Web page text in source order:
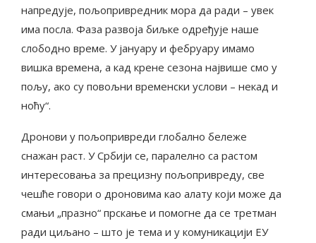
напредује, пољопривредник мора да ради – увек
има посла. Фаза развоја биљке одређује наше
слободно време. У јануару и фебруару имамо
вишка времена, а кад крене сезона највише смо у
пољу, ако су повољни временски услови – некад и
ноћу“.
Дронови у пољопривреди глобално бележе
снажан раст. У Србији се, паралелно са растом
интересовања за прецизну пољопривреду, све
чешће говори о дроновима као алату који може да
смањи „празно“ прскање и помогне да се третман
ради циљано – што је тема и у комуникацији ЕУ